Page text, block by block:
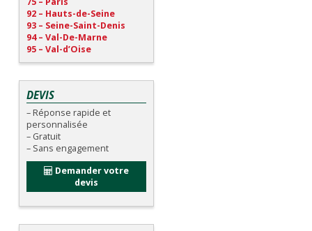
92 – Hauts-de-Seine
93 – Seine-Saint-Denis
94 – Val-De-Marne
95 – Val-d’Oise
DEVIS
– Réponse rapide et
personnalisée
– Gratuit
– Sans engagement
Demander votre
devis